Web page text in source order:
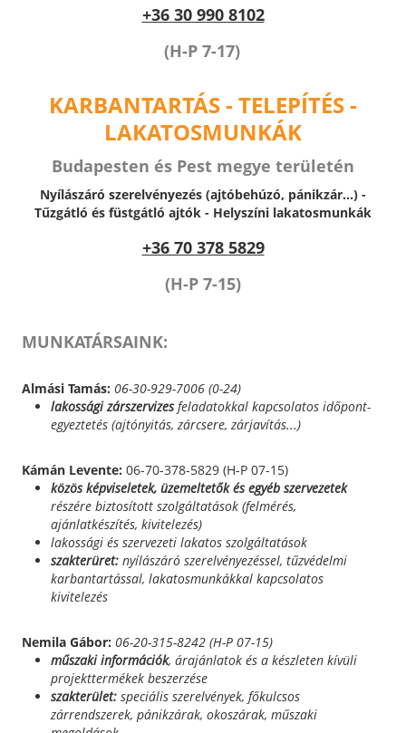
+36 30 990 8102
(H-P 7-17)
KARBANTARTÁS - TELEPÍTÉS -
LAKATOSMUNKÁK
Budapesten és Pest megye területén
Nyílászáró szerelvényezés (ajtóbehúzó, pánikzár...) -
Tűzgátló és füstgátló ajtók - Helyszíni lakatosmunkák
+36 70 378 5829
(H-P 7-15)
MUNKATÁRSAINK:
Almási Tamás: 06-30-929-7006 (0-24)
lakossági zárszervizesfeladatokkal kapcsolatos időpont-
egyeztetés (ajtónyitás, zárcsere, zárjavítás...)
Kámán Levente: 06-70-378-5829 (H-P 07-15)
közös képviseletek, üzemeltetők és egyéb szervezetek
részére biztosított szolgáltatások (felmérés,
ajánlatkészítés, kivitelezés)
lakossági és szervezeti lakatos szolgáltatások
szakterüret: nyílászáró szerelvényezéssel, tűzvédelmi
karbantartással, lakatosmunkákkal kapcsolatos
kivitelezés
Nemila Gábor: 06-20-315-8242 (H-P 07-15)
műszaki információk, árajánlatok és a készleten kívüli
projekttermékek beszerzése
szakterület: speciális szerelvények, főkulcsos
zárrendszerek, pánikzárak, okoszárak, műszaki